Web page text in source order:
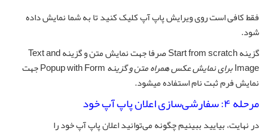
فقط کافی است روی ویرایش پاپ آپ کلیک کنید تا به شما نمایش داده
شود.
گزینه Start from scratch صرفا جهت نمایش متن و گزینه Text and
Imageبرای نمایش عکسهمراه متن و گزینه
Popup with Form جهت
نمایش فرم ثبت نام استفاده میشود.
مرحله ۴: سفارشی‌سازی اعلان پاپ آپ خود
در نهایت، بیایید ببینیم چگونه می‌توانید اعلان پاپ آپ خود را